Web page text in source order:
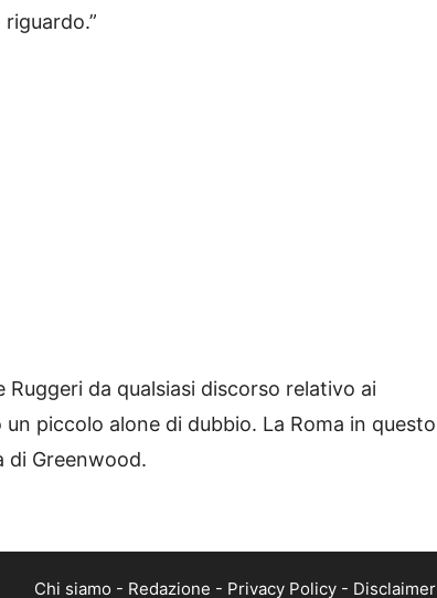
da qualsiasi discorso relativo ai
piccolo alone di dubbio. La Roma in questo
di Greenwood.
Chi siamo - Redazione - Privacy Policy - Disclaimer